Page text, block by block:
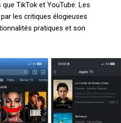
TikTok et YouTube. Les
les critiques élogieuses
pratiques et son